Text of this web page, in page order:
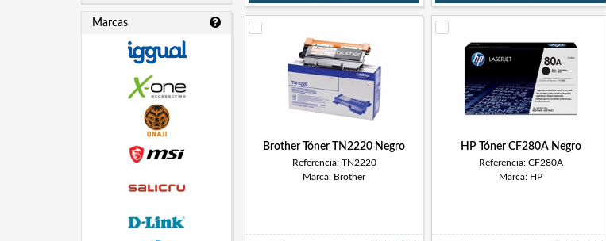
Marcas
Brother Tóner TN2220 Negro
Referencia: TN2220
Marca: Brother
HP Tóner CF280A Negro
Referencia: CF280A
Marca: HP